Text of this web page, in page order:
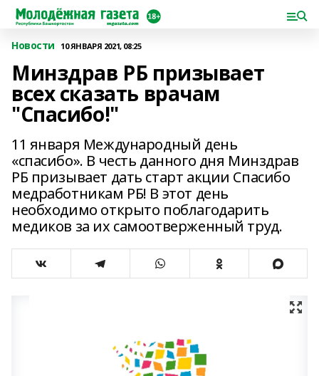
Новости 10 ЯНВАРЯ 2021, 08:25
Минздрав РБ призывает
всех сказать врачам
"Спасибо!"
11 января Международный день
«спасибо». В честь данного дня Минздрав
РБ призывает дать старт акции Спасибо
медработникам РБ! В этот день
необходимо открыто поблагодарить
медиков за их самоотверженный труд.